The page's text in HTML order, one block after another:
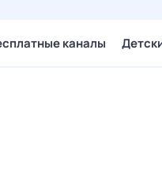
каналы